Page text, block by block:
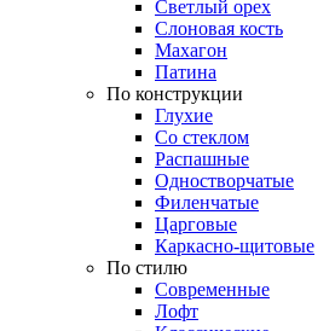
Светлый орех
Слоновая кость
Махагон
Патина
По конструкции
Глухие
Со стеклом
Распашные
Одностворчатые
Филенчатые
Царговые
Каркасно-щитовые
По стилю
Современные
Лофт